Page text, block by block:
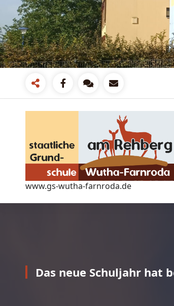
Inhalt
springen
www.gs-wutha-farnroda.de
Das neue Schuljahr hat